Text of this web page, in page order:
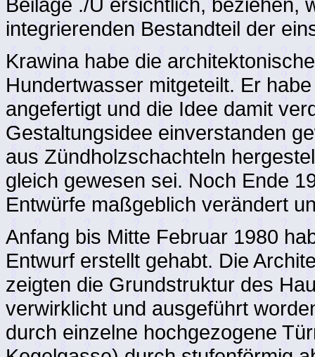
integrierenden Bestandteil der
Krawina habe die
Hundertwasser mitgeteilt. Er
angefertigt und die Idee damit
Gestaltungsidee einverstanden
aus Zündholzschachteln
gleich gewesen sei. Noch Ende
Entwürfe maßgeblich verändert
Anfang bis Mitte Februar 1980
Entwurf erstellt gehabt. Die
zeigten die Grundstruktur des
verwirklicht und ausgeführt
durch einzelne hochgezogene